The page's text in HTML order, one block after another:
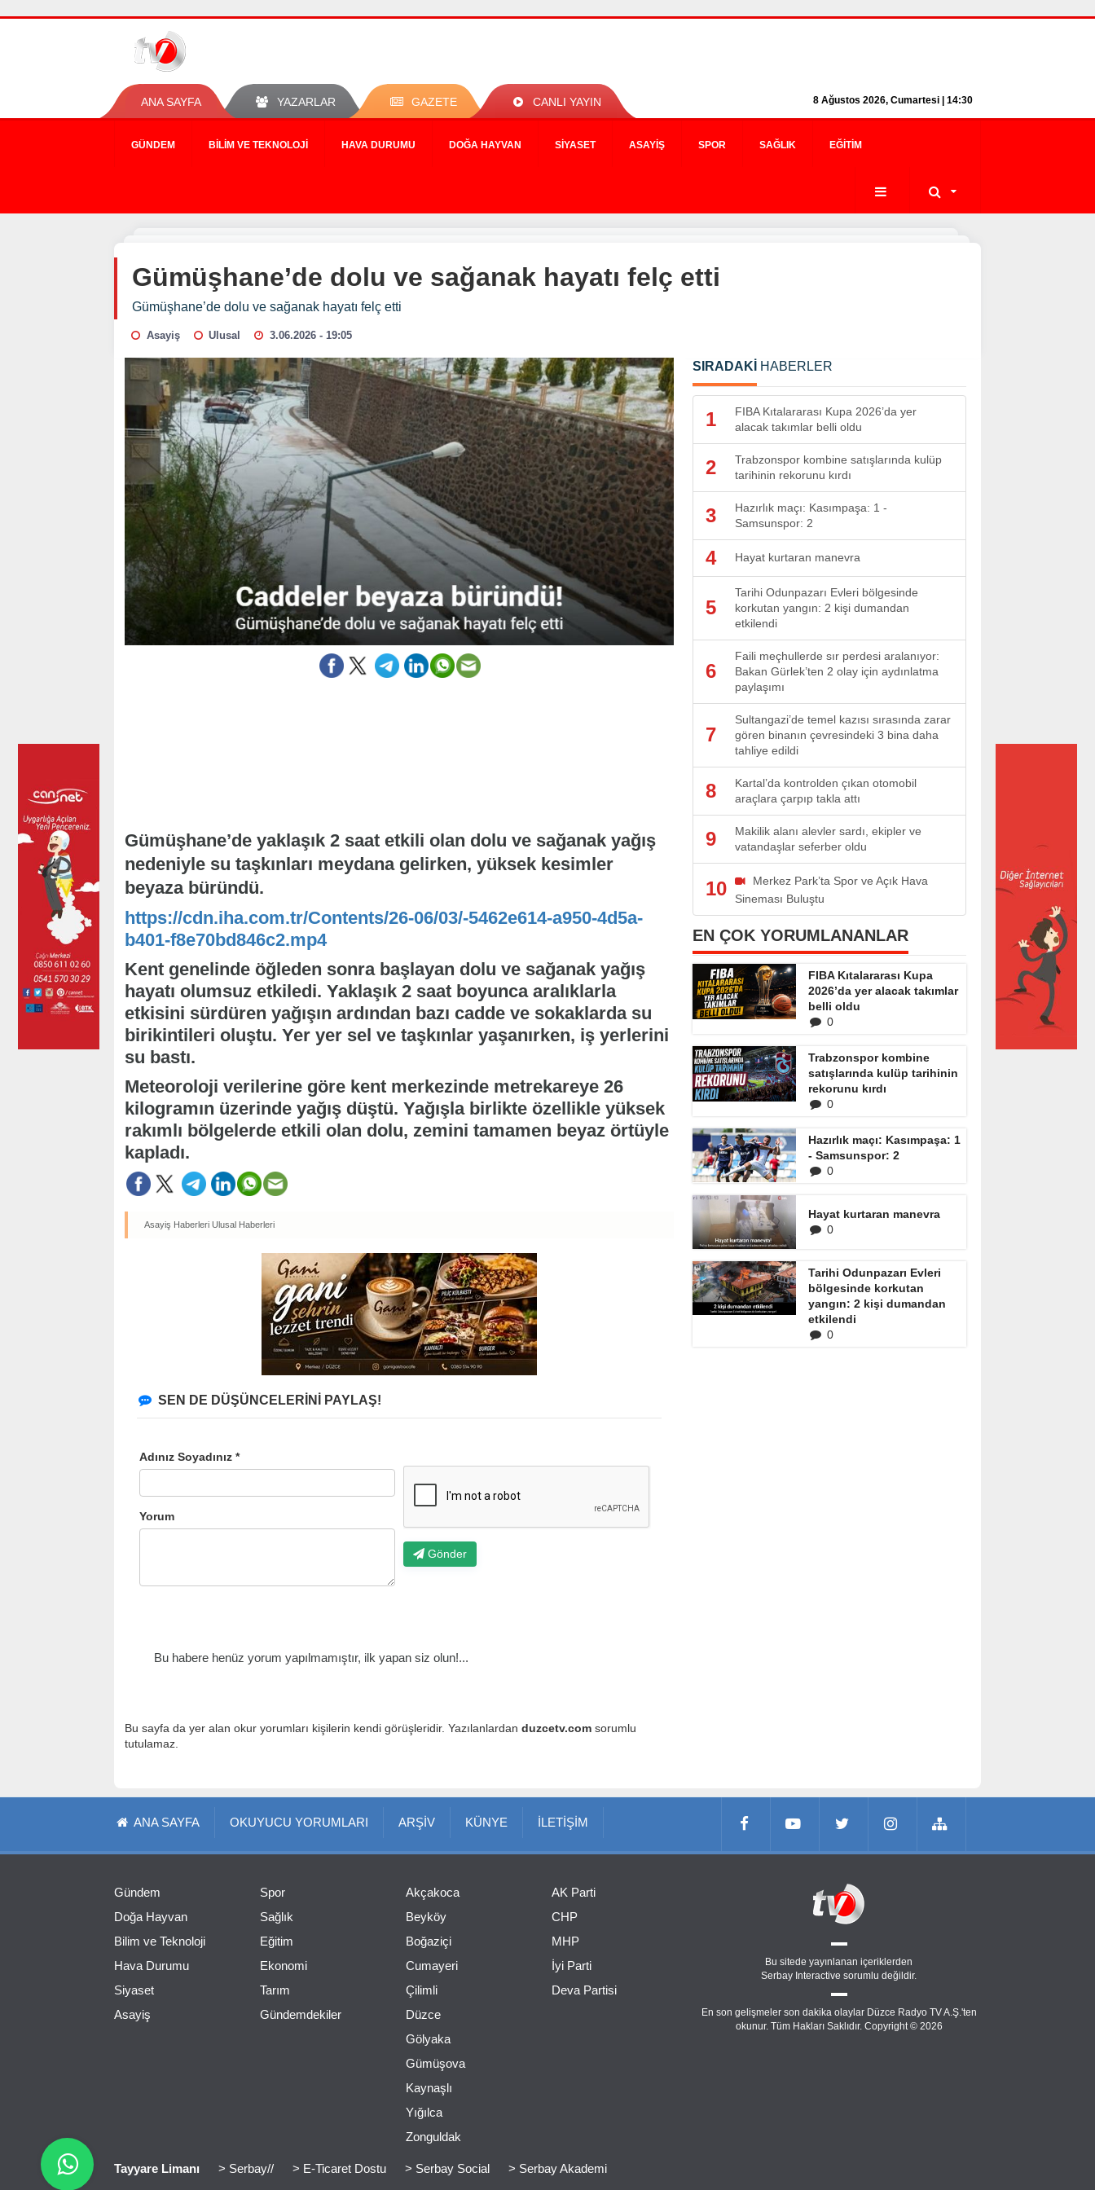
ANA SAYFA YAZARLAR GAZETE CANLI YAYIN 8 Ağustos 2026, Cumartesi | 14:30
GÜNDEM BILIM VE TEKNOLOJI HAVA DURUMU DOĞA HAYVAN SIYASET ASAYIŞ SPOR SAĞLIK EĞITIM
Gümüşhane’de dolu ve sağanak hayatı felç etti
Gümüşhane’de dolu ve sağanak hayatı felç etti
Asayiş Ulusal 3.06.2026 - 19:05
Gümüşhane’de yaklaşık 2 saat etkili olan dolu ve sağanak yağış
nedeniyle su taşkınları meydana gelirken, yüksek kesimler
beyaza büründü.
https://cdn.iha.com.tr/Contents/26-06/03/-5462e614-a950-4d5a-
b401-f8e70bd846c2.mp4
Kent genelinde öğleden sonra başlayan dolu ve sağanak yağış
hayatı olumsuz etkiledi. Yaklaşık 2 saat boyunca aralıklarla
etkisini sürdüren yağışın ardından bazı cadde ve sokaklarda su
birikintileri oluştu. Yer yer sel ve taşkınlar yaşanırken, iş yerlerini
su bastı.
Meteoroloji verilerine göre kent merkezinde metrekareye 26
kilogramın üzerinde yağış düştü. Yağışla birlikte özellikle yüksek
rakımlı bölgelerde etkili olan dolu, zemini tamamen beyaz örtüyle
kapladı.
Asayiş Haberleri Ulusal Haberleri
SEN DE DÜŞÜNCELERİNİ PAYLAŞ!
Adınız Soyadınız *
Yorum
Gönder
Bu habere henüz yorum yapılmamıştır, ilk yapan siz olun!...
Bu sayfa da yer alan okur yorumları kişilerin kendi görüşleridir. Yazılanlardan duzcetv.com sorumlu
tutulamaz.
SIRADAKİ HABERLER
1
FIBA Kıtalararası Kupa 2026’da yer
alacak takımlar belli oldu
2
Trabzonspor kombine satışlarında kulüp
tarihinin rekorunu kırdı
3
Hazırlık maçı: Kasımpaşa: 1 -
Samsunspor: 2
4 Hayat kurtaran manevra
5
Tarihi Odunpazarı Evleri bölgesinde
korkutan yangın: 2 kişi dumandan
etkilendi
6
Faili meçhullerde sır perdesi aralanıyor:
Bakan Gürlek’ten 2 olay için aydınlatma
paylaşımı
7
Sultangazi’de temel kazısı sırasında zarar
gören binanın çevresindeki 3 bina daha
tahliye edildi
8
Kartal’da kontrolden çıkan otomobil
araçlara çarpıp takla attı
9
Makilik alanı alevler sardı, ekipler ve
vatandaşlar seferber oldu
10
Merkez Park’ta Spor ve Açık Hava
Sineması Buluştu
EN ÇOK YORUMLANANLAR
FIBA Kıtalararası Kupa
2026’da yer alacak takımlar
belli oldu
0
Trabzonspor kombine
satışlarında kulüp tarihinin
rekorunu kırdı
0
Hazırlık maçı: Kasımpaşa: 1
- Samsunspor: 2
0
Hayat kurtaran manevra
0
Tarihi Odunpazarı Evleri
bölgesinde korkutan
yangın: 2 kişi dumandan
etkilendi
0
ANA SAYFA OKUYUCU YORUMLARI ARŞİV KÜNYE İLETİŞİM
Gündem
Doğa Hayvan
Bilim ve Teknoloji
Hava Durumu
Siyaset
Asayiş
Spor
Sağlık
Eğitim
Ekonomi
Tarım
Gündemdekiler
Akçakoca
Beyköy
Boğaziçi
Cumayeri
Çilimli
Düzce
Gölyaka
Gümüşova
Kaynaşlı
Yığılca
Zonguldak
AK Parti
CHP
MHP
İyi Parti
Deva Partisi
Bu sitede yayınlanan içeriklerden
Serbay Interactive sorumlu değildir.
En son gelişmeler son dakika olaylar Düzce Radyo TV A.Ş.'ten
okunur. Tüm Hakları Saklıdır. Copyright © 2026
Tayyare Limanı > Serbay// > E-Ticaret Dostu > Serbay Social > Serbay Akademi